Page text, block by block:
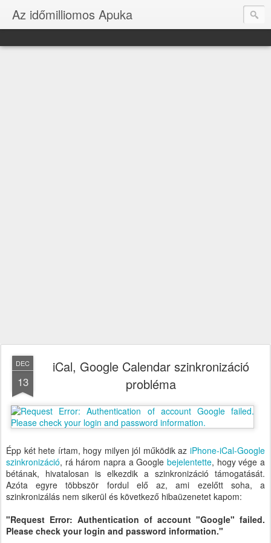
Az időmilliomos Apuka
DEC
13
iCal, Google Calendar szinkronizáció
probléma
Épp két hete írtam, hogy milyen jól működik az iPhone-iCal-Google
szinkronizáció, rá három napra a Google bejelentette, hogy vége a
bétának, hivatalosan is elkezdik a szinkronizáció támogatását.
Azóta egyre többször fordul elő az, ami ezelőtt soha, a
szinkronizálás nem sikerül és következő hibaüzenetet kapom:
"Request Error: Authentication of account "Google" failed.
Please check your login and password information."